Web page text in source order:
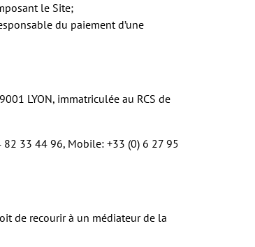
le Site;
du paiement d’une
LYON, immatriculée au RCS de
33 44 96, Mobile: +33 (0) 6 27 95
de recourir à un médiateur de la